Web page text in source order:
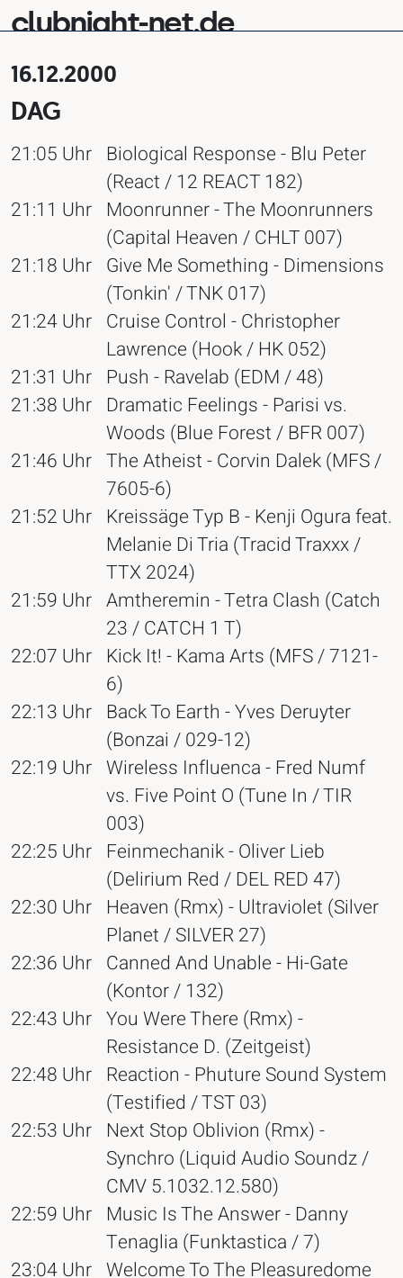
clubnight-net.de
16.12.2000
DAG
21:05 Uhr Biological Response - Blu Peter
(React / 12 REACT 182)
21:11 Uhr Moonrunner - The Moonrunners
(Capital Heaven / CHLT 007)
21:18 Uhr Give Me Something - Dimensions
(Tonkin' / TNK 017)
21:24 Uhr Cruise Control - Christopher
Lawrence (Hook / HK 052)
21:31 Uhr Push - Ravelab (EDM / 48)
21:38 Uhr Dramatic Feelings - Parisi vs.
Woods (Blue Forest / BFR 007)
21:46 Uhr The Atheist - Corvin Dalek (MFS /
7605-6)
21:52 Uhr Kreissäge Typ B - Kenji Ogura feat.
Melanie Di Tria (Tracid Traxxx /
TTX 2024)
21:59 Uhr Amtheremin - Tetra Clash (Catch
23 / CATCH 1 T)
22:07 Uhr Kick It! - Kama Arts (MFS / 7121-
6)
22:13 Uhr Back To Earth - Yves Deruyter
(Bonzai / 029-12)
22:19 Uhr Wireless Influenca - Fred Numf
vs. Five Point O (Tune In / TIR
003)
22:25 Uhr Feinmechanik - Oliver Lieb
(Delirium Red / DEL RED 47)
22:30 Uhr Heaven (Rmx) - Ultraviolet (Silver
Planet / SILVER 27)
22:36 Uhr Canned And Unable - Hi-Gate
(Kontor / 132)
22:43 Uhr You Were There (Rmx) -
Resistance D. (Zeitgeist)
22:48 Uhr Reaction - Phuture Sound System
(Testified / TST 03)
22:53 Uhr Next Stop Oblivion (Rmx) -
Synchro (Liquid Audio Soundz /
CMV 5.1032.12.580)
22:59 Uhr Music Is The Answer - Danny
Tenaglia (Funktastica / 7)
23:04 Uhr Welcome To The Pleasuredome